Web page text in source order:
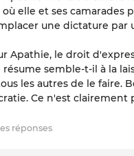
elle et ses camarades
une dictature par
Apathie, le droit
résume semble-t-il à la
les autres de le faire.
Ce n'est clairement